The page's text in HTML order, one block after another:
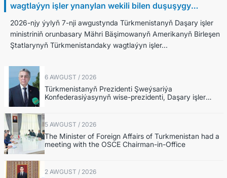
wagtlaýyn işler ynanylan wekili bilen duşuşygy
geçirildi
2026-njy ýylyň 7-nji awgustynda Türkmenistanyň Daşary işler
ministriniň orunbasary Mähri Bäşimowanyň Amerikanyň Birleşen
Ştatlarynyň Türkmenistandaky wagtlaýyn işler...
6 AWGUST / 2026
Türkmenistanyň Prezidenti Şweýsariýa
Konfederasiýasynyň wise-prezidenti, Daşary işler
5 AWGUST / 2026
The Minister of Foreign Affairs of Turkmenistan had a
meeting with the OSCE Chairman-in-Office
2 AWGUST / 2026